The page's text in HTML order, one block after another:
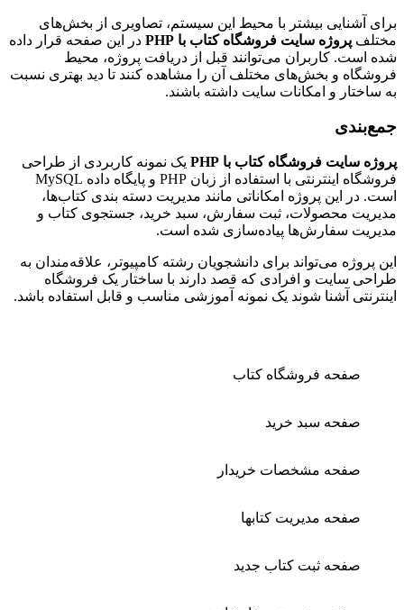
برای آشنایی بیشتر با محیط این سیستم، تصاویری از بخش‌های
مختلف پروژه سایت فروشگاه کتاب با PHP
در این صفحه قرار داده
شده است. کاربران می‌توانند قبل از دریافت پروژه، محیط
فروشگاه و بخش‌های مختلف آن را مشاهده کنند تا دید بهتری نسبت
به ساختار و امکانات سایت داشته باشند.
جمع‌بندی
پروژه سایت فروشگاه کتاب با PHP
یک نمونه کاربردی از طراحی
فروشگاه اینترنتی با استفاده از زبان PHP و پایگاه داده MySQL
است. در این پروژه امکاناتی مانند مدیریت دسته بندی کتاب‌ها،
مدیریت محصولات، ثبت سفارش، سبد خرید، جستجوی کتاب و
مدیریت سفارش‌ها پیاده‌سازی شده است.
این پروژه می‌تواند برای دانشجویان رشته کامپیوتر، علاقه‌مندان به
طراحی سایت و افرادی که قصد دارند با ساختار یک فروشگاه
اینترنتی آشنا شوند یک نمونه آموزشی مناسب و قابل استفاده باشد.
صفحه فروشگاه کتاب
صفحه سبد خرید
صفحه مشخصات خریدار
صفحه مدیریت کتابها
صفحه ثبت کتاب جدید